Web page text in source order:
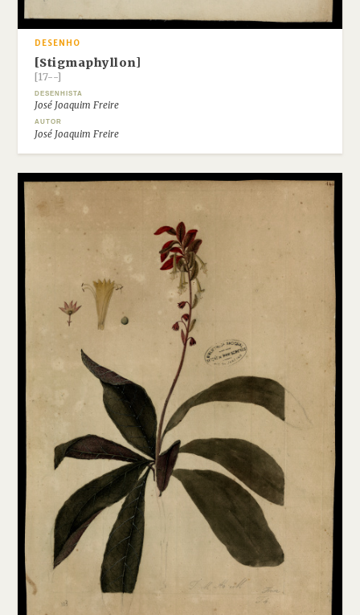
DESENHO
[Stigmaphyllon]
[17--]
DESENHISTA
José Joaquim Freire
AUTOR
José Joaquim Freire